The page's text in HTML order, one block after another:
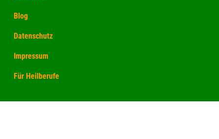
Blog
Datenschutz
Impressum
Für Heilberufe